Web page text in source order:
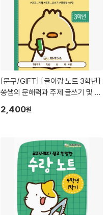
[문구/GIFT]
쏭쌤의 문해력과 주제 글쓰기 및 교
쌤교육연구소
2,400원